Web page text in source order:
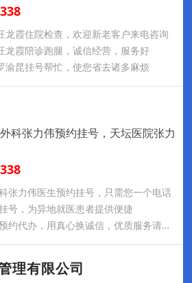
龙霞住院检查，欢迎新老客户来电咨询
龙霞陪诊跑腿，诚信经营，服务好
渝昆挂号帮忙，使您省去诸多麻烦
科张力伟预约挂号，天坛医院张力
张力伟医生预约挂号，只需您一个电话
号，为异地就医患者提供便捷
北京安定医院专家号预约代办，用真心换诚信，优质服务请放心
理有限公司